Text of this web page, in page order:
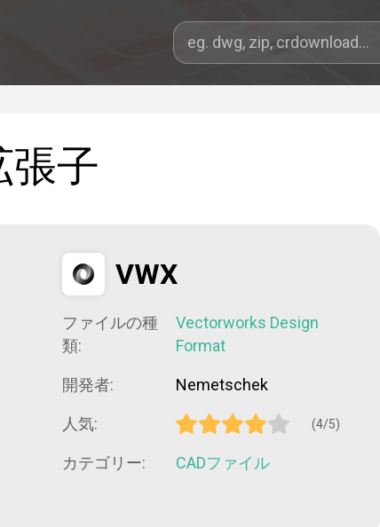
張子
VWX
ファイルの種
類:
Vectorworks Design
Format
開発者: Nemetschek
人気: (4/5)
カテゴリー: CADファイル